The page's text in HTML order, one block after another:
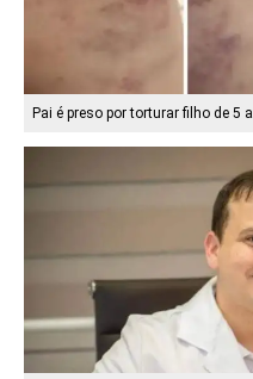
Pai é preso por torturar filho de 5